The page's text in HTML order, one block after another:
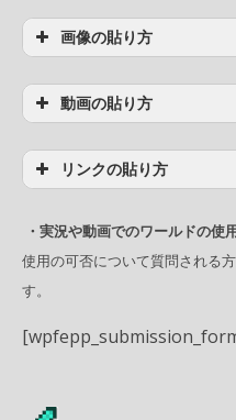
画像の貼り方
動画の貼り方
リンクの貼り方
・実況や動画でのワールドの使
使用の可否について質問される
す。